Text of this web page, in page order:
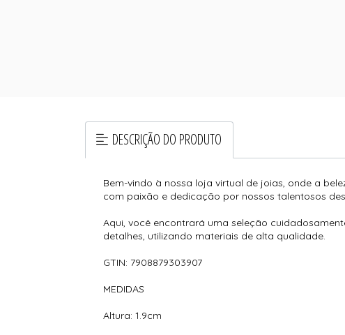
DESCRIÇÃO DO PRODUTO
Bem-vindo à nossa loja virtual de joias, onde a
com paixão e dedicação por nossos talentosos
Aqui, você encontrará uma seleção
detalhes, utilizando materiais de alta qualidade.
GTIN: 7908879303907
MEDIDAS
Altura: 1.9cm